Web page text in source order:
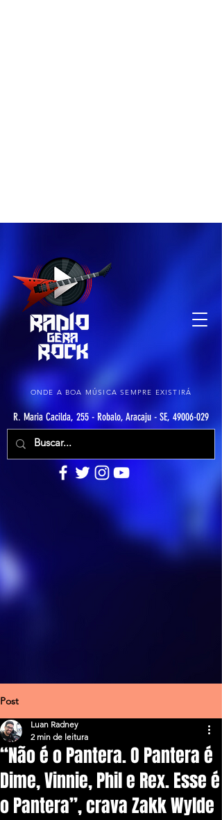
ONDE A BOA MÚSICA SEMPRE EXISTIRÁ
R. Maria Cacilda, 255 - Robalo, Aracaju - SE, 49006-029
Post
“Não é o Pantera. O Pantera é
Dime, Vinnie, Phil e Rex. Esse é
o Pantera”, crava Zakk Wylde
Luan Radney
2 min de leitura